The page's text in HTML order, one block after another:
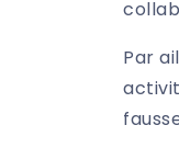
Par